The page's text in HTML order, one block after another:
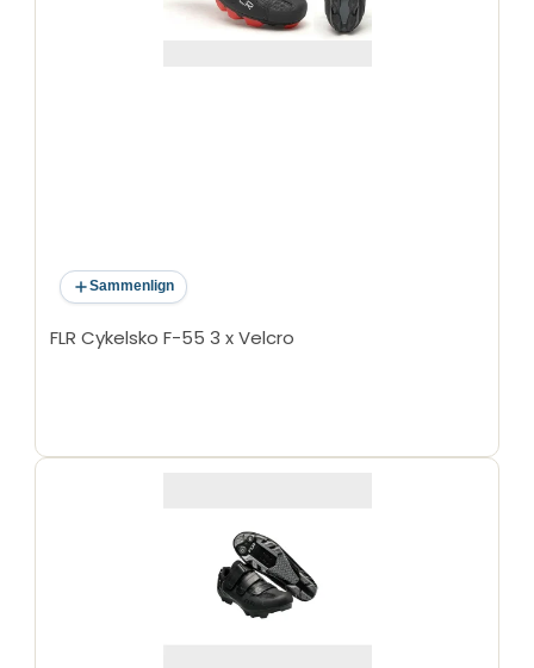
Sammenlign
FLR Cykelsko F-55 3 x Velcro